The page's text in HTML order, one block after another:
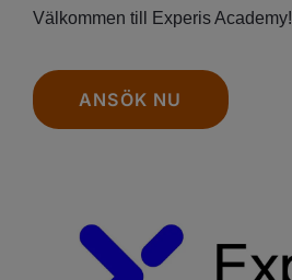
Välkommen till Experis Academy!
ANSÖK NU